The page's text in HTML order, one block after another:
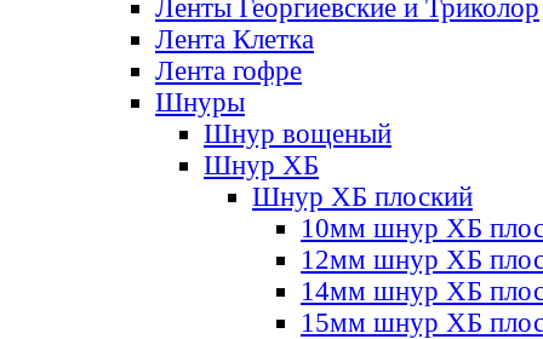
Ленты Георгиевские и Триколор
Лента Клетка
Лента гофре
Шнуры
Шнур вощеный
Шнур ХБ
Шнур ХБ плоский
10мм шнур ХБ
12мм шнур ХБ
14мм шнур ХБ
15мм шнур ХБ